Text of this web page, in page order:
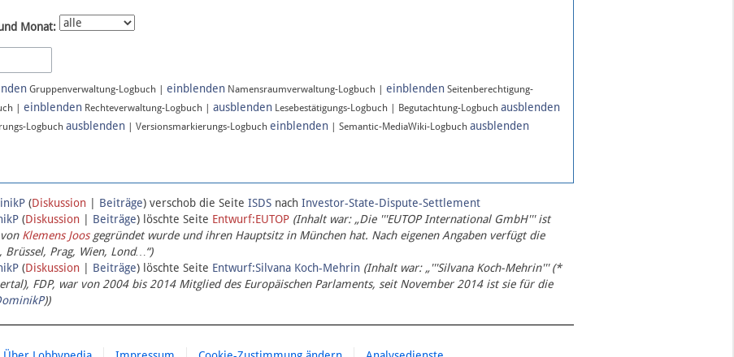
Monat:
Gruppenverwaltung-Logbuch | einblenden Namensraumverwaltung-Logbuch | einblenden Seitenberechtigung-
| einblenden Rechteverwaltung-Logbuch | ausblenden Lesebestätigungs-Logbuch | Begutachtung-Logbuch ausblenden
Logbuch ausblenden | Versionsmarkierungs-Logbuch einblenden | Semantic-MediaWiki-Logbuch ausblenden
(Diskussion | Beiträge) verschob die Seite ISDS nach Investor-State-Dispute-Settlement
(Diskussion | Beiträge) löschte Seite Entwurf:EUTOP (Inhalt war: „Die '''EUTOP International GmbH''' ist
Klemens Joosgegründet wurde und ihren Hauptsitz in München hat. Nach eigenen Angaben verfügt die
Prag, Wien, Lond…“)
(Diskussion | Beiträge) löschte Seite Entwurf:Silvana Koch-Mehrin (Inhalt war: „'''Silvana Koch-Mehrin''' (*
FDP, war von 2004 bis 2014 Mitglied des Europäischen Parlaments, seit November 2014 ist sie für die
))